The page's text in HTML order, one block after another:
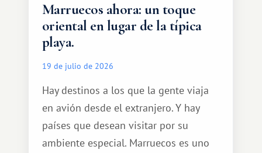
Marruecos ahora: un toque
oriental en lugar de la típica
playa.
19 de julio de 2026
Hay destinos a los que la gente viaja
en avión desde el extranjero. Y hay
países que desean visitar por su
ambiente especial. Marruecos es uno